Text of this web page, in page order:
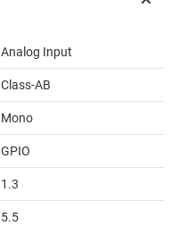
Analog Input
Class-AB
Mono
GPIO
1.3
5.5